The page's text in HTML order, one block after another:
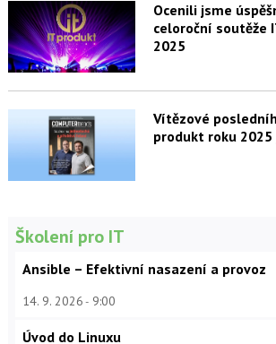
Ocenili jsme
celoroční soutěže
2025
Vítězové
produkt roku
Školení pro IT
Ansible – Efektivní nasazení a provoz
14. 9. 2026 9:00
Úvod do Linuxu